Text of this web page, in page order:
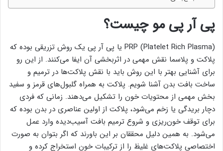
پی آر پی مو چیست؟
PRP (Platelet Rich Plasma) یا پی آر پی یک روش تزریقی بوده که
پلاکت و پلاسما نقش مهمی در اثربخشی آن ایفا می‌کنند. از این رو
برای آشنایی بهتر با این روش باید با نقش پلاکت‌ها در ترمیم و
ساخت بافت بدن آشنا شویم. پلاکت به همراه گلبول‌های قرمز و سفید
بخش مهمی از محتویات خون را تشکیل می‌دهند. زمانی که فردی
دچار بریدگی یا زخم می‌شود، پلاکت از اولین عناصری در بدن بوده که
برای توقف خون‌ریزی و شروع ترمیم بافت آسیب‌دیده وارد عمل
می‌شود. به همین دلیل محققان بر این باورند که اگر بتوان به صورت
اختصاصی پلاکت‌های غلیظ را از ترکیبات خون استخراج کرده و